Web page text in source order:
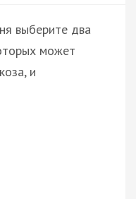
выберите два
может
и